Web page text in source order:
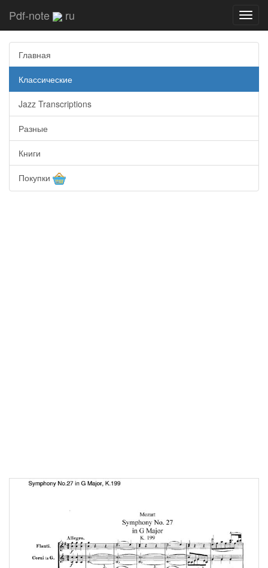
Pdf-note ru
Главная
Классические
Jazz Transcriptions
Разные
Книги
Покупки